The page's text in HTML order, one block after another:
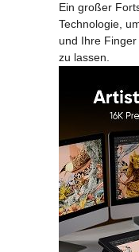
Ein großer
Technologie,
und Ihre
zu lassen.